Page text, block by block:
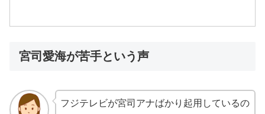
宮司愛海が苦手という声
フジテレビが宮司アナばかり起用しているの